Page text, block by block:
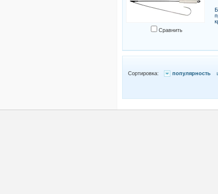
Сравнить
Сортировка: популярность